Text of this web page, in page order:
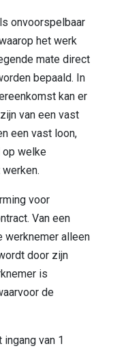
onvoorspelbaar
het werk
mate direct
bepaald. In
kan er
van een vast
een vast loon,
op welke
voor
Van een
werknemer alleen
door zijn
is
de
van 1